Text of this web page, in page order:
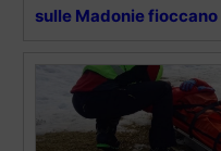
sulle Madonie